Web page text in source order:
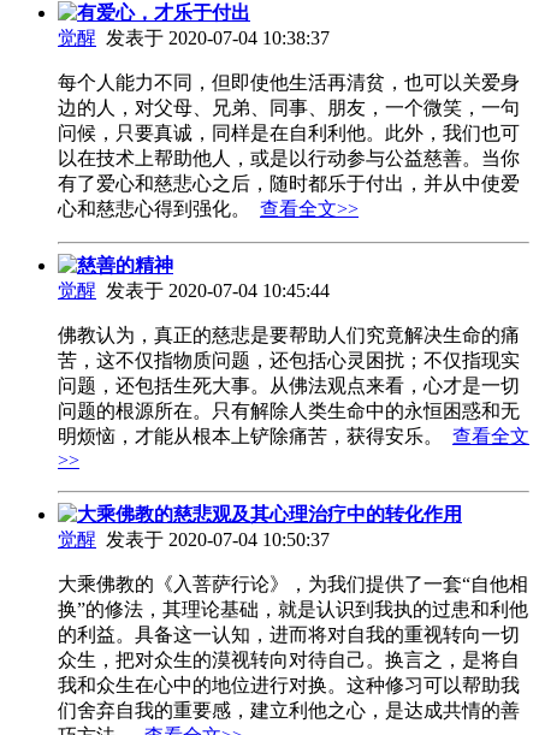
有爱心，才乐于付出
觉醒 发表于 2020-07-04 10:38:37
每个人能力不同，但即使他生活再清贫，也可以关爱身
边的人，对父母、兄弟、同事、朋友，一个微笑，一句
问候，只要真诚，同样是在自利利他。此外，我们也可
以在技术上帮助他人，或是以行动参与公益慈善。当你
有了爱心和慈悲心之后，随时都乐于付出，并从中使爱
心和慈悲心得到强化。 查看全文>>
慈善的精神
觉醒 发表于 2020-07-04 10:45:44
佛教认为，真正的慈悲是要帮助人们究竟解决生命的痛
苦，这不仅指物质问题，还包括心灵困扰；不仅指现实
问题，还包括生死大事。从佛法观点来看，心才是一切
问题的根源所在。只有解除人类生命中的永恒困惑和无
明烦恼，才能从根本上铲除痛苦，获得安乐。 查看全文
>>
大乘佛教的慈悲观及其心理治疗中的转化作用
觉醒 发表于 2020-07-04 10:50:37
大乘佛教的《入菩萨行论》，为我们提供了一套“自他相
换”的修法，其理论基础，就是认识到我执的过患和利他
的利益。具备这一认知，进而将对自我的重视转向一切
众生，把对众生的漠视转向对待自己。换言之，是将自
我和众生在心中的地位进行对换。这种修习可以帮助我
们舍弃自我的重要感，建立利他之心，是达成共情的善